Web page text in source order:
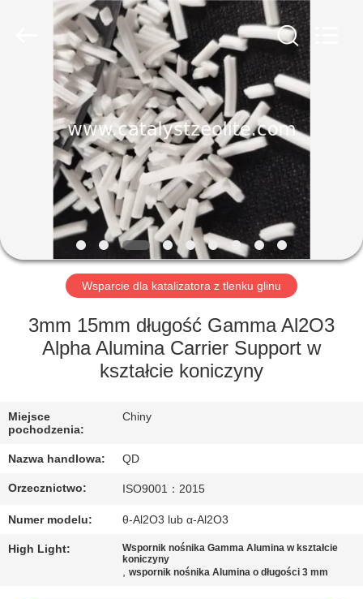
DOM
PRODUKTY
WYCIECZKA
FABRYCE
KONTROLA
SKONTAKTUJ
NAMI
AKTUALNOŚCI
Wsparcie dla katalizatora z tlenku glinu
3mm 15mm długość Gamma Al2O3
Alpha Alumina Carrier Support w
kształcie koniczyny
Miejsce
pochodzenia:
Chiny
Nazwa handlowa: QD
Orzecznictwo: ISO9001：2015
Numer modelu: θ-Al2O3 lub α-Al2O3
High Light:
Wspornik nośnika Gamma Alumina w kształcie
koniczyny
,wspornik nośnika Alumina o długości 3 mm